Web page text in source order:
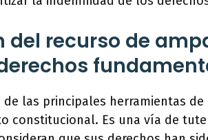
del recurso de
las principales herramientas
constitucional. Es una vía de